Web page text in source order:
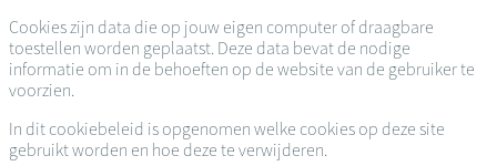
Cookies zijn data die op jouw eigen computer of draagbare
toestellen worden geplaatst. Deze data bevat de nodige
informatie om in de behoeften op de website van de gebruiker te
voorzien.
In dit cookiebeleid is opgenomen welke cookies op deze site
gebruikt worden en hoe deze te verwijderen.